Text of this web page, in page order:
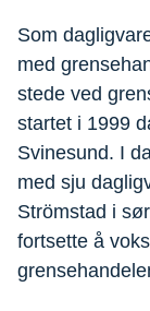
Som
med
stede ved
startet i 1999
Svinesund. I
med sju
Strömstad i
fortsette å